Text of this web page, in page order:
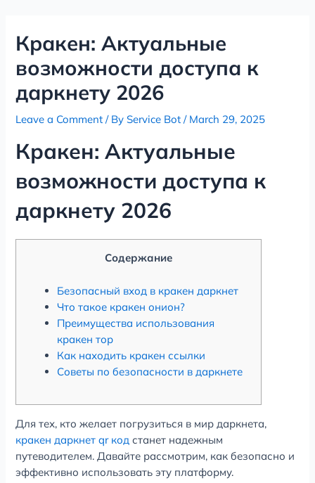
contentКракен: Актуальные
возможности доступа к
даркнету 2026
Leave a Comment / ByService Bot/ March 29, 2025
Кракен: Актуальные
возможности доступа к
даркнету 2026
Содержание
Безопасный вход в кракен даркнет
Что такое кракен онион?
Преимущества использования
кракен тор
Как находить кракен ссылки
Советы по безопасности в даркнете
Для тех, кто желает погрузиться в мир даркнета,
кракен даркнет qr код станет надежным
путеводителем. Давайте рассмотрим, как безопасно и
эффективно использовать эту платформу.